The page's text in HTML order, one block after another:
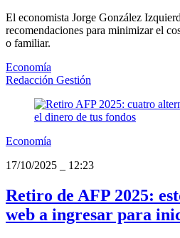
El economista Jorge González
recomendaciones para minimizar el
o familiar.
Economía
Redacción Gestión
Economía
17/10/2025
12:23
Retiro de AFP 2025:
web a ingresar para